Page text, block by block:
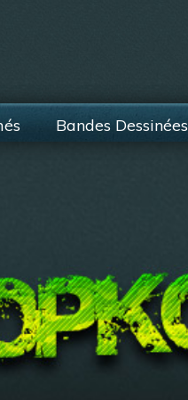
Bandes Dessinées